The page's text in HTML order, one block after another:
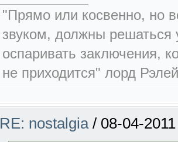
"Прямо или косвенно, но
звуком, должны решаться
оспаривать заключения,
не приходится" лорд
RE: nostalgia / 08-04-